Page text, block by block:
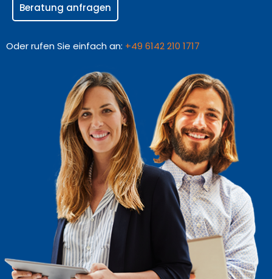
Beratung anfragen
Oder rufen Sie einfach an: +49 6142 210 1717